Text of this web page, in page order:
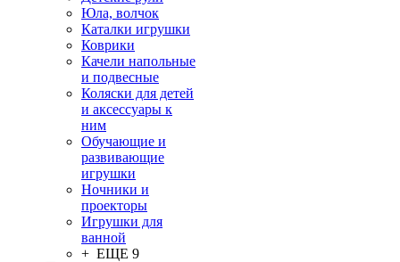
Юла, волчок
Каталки игрушки
Коврики
Качели напольные
и подвесные
Коляски для детей
и аксессуары к
ним
Обучающие и
развивающие
игрушки
Ночники и
проекторы
Игрушки для
ванной
+ ЕЩЕ 9